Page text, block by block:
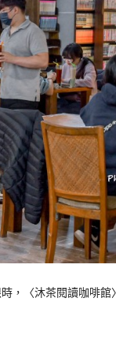
，〈沐茶閱讀咖啡